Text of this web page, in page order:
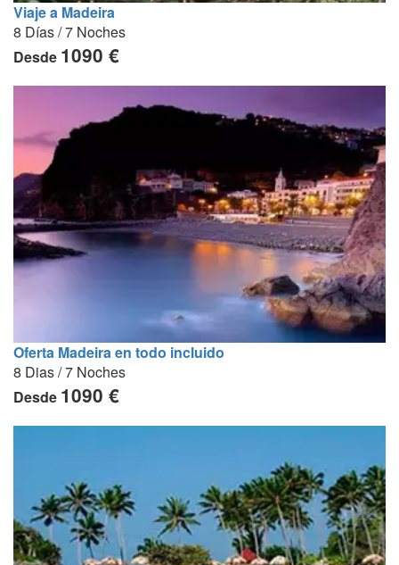
Viaje a Madeira
8 Días / 7 Noches
Desde 1090 €
Oferta Madeira en todo incluido
8 Dias / 7 Noches
Desde 1090 €